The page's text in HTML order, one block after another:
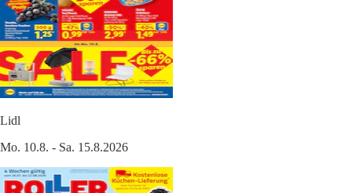
Lidl
Mo. 10.8. - Sa. 15.8.2026